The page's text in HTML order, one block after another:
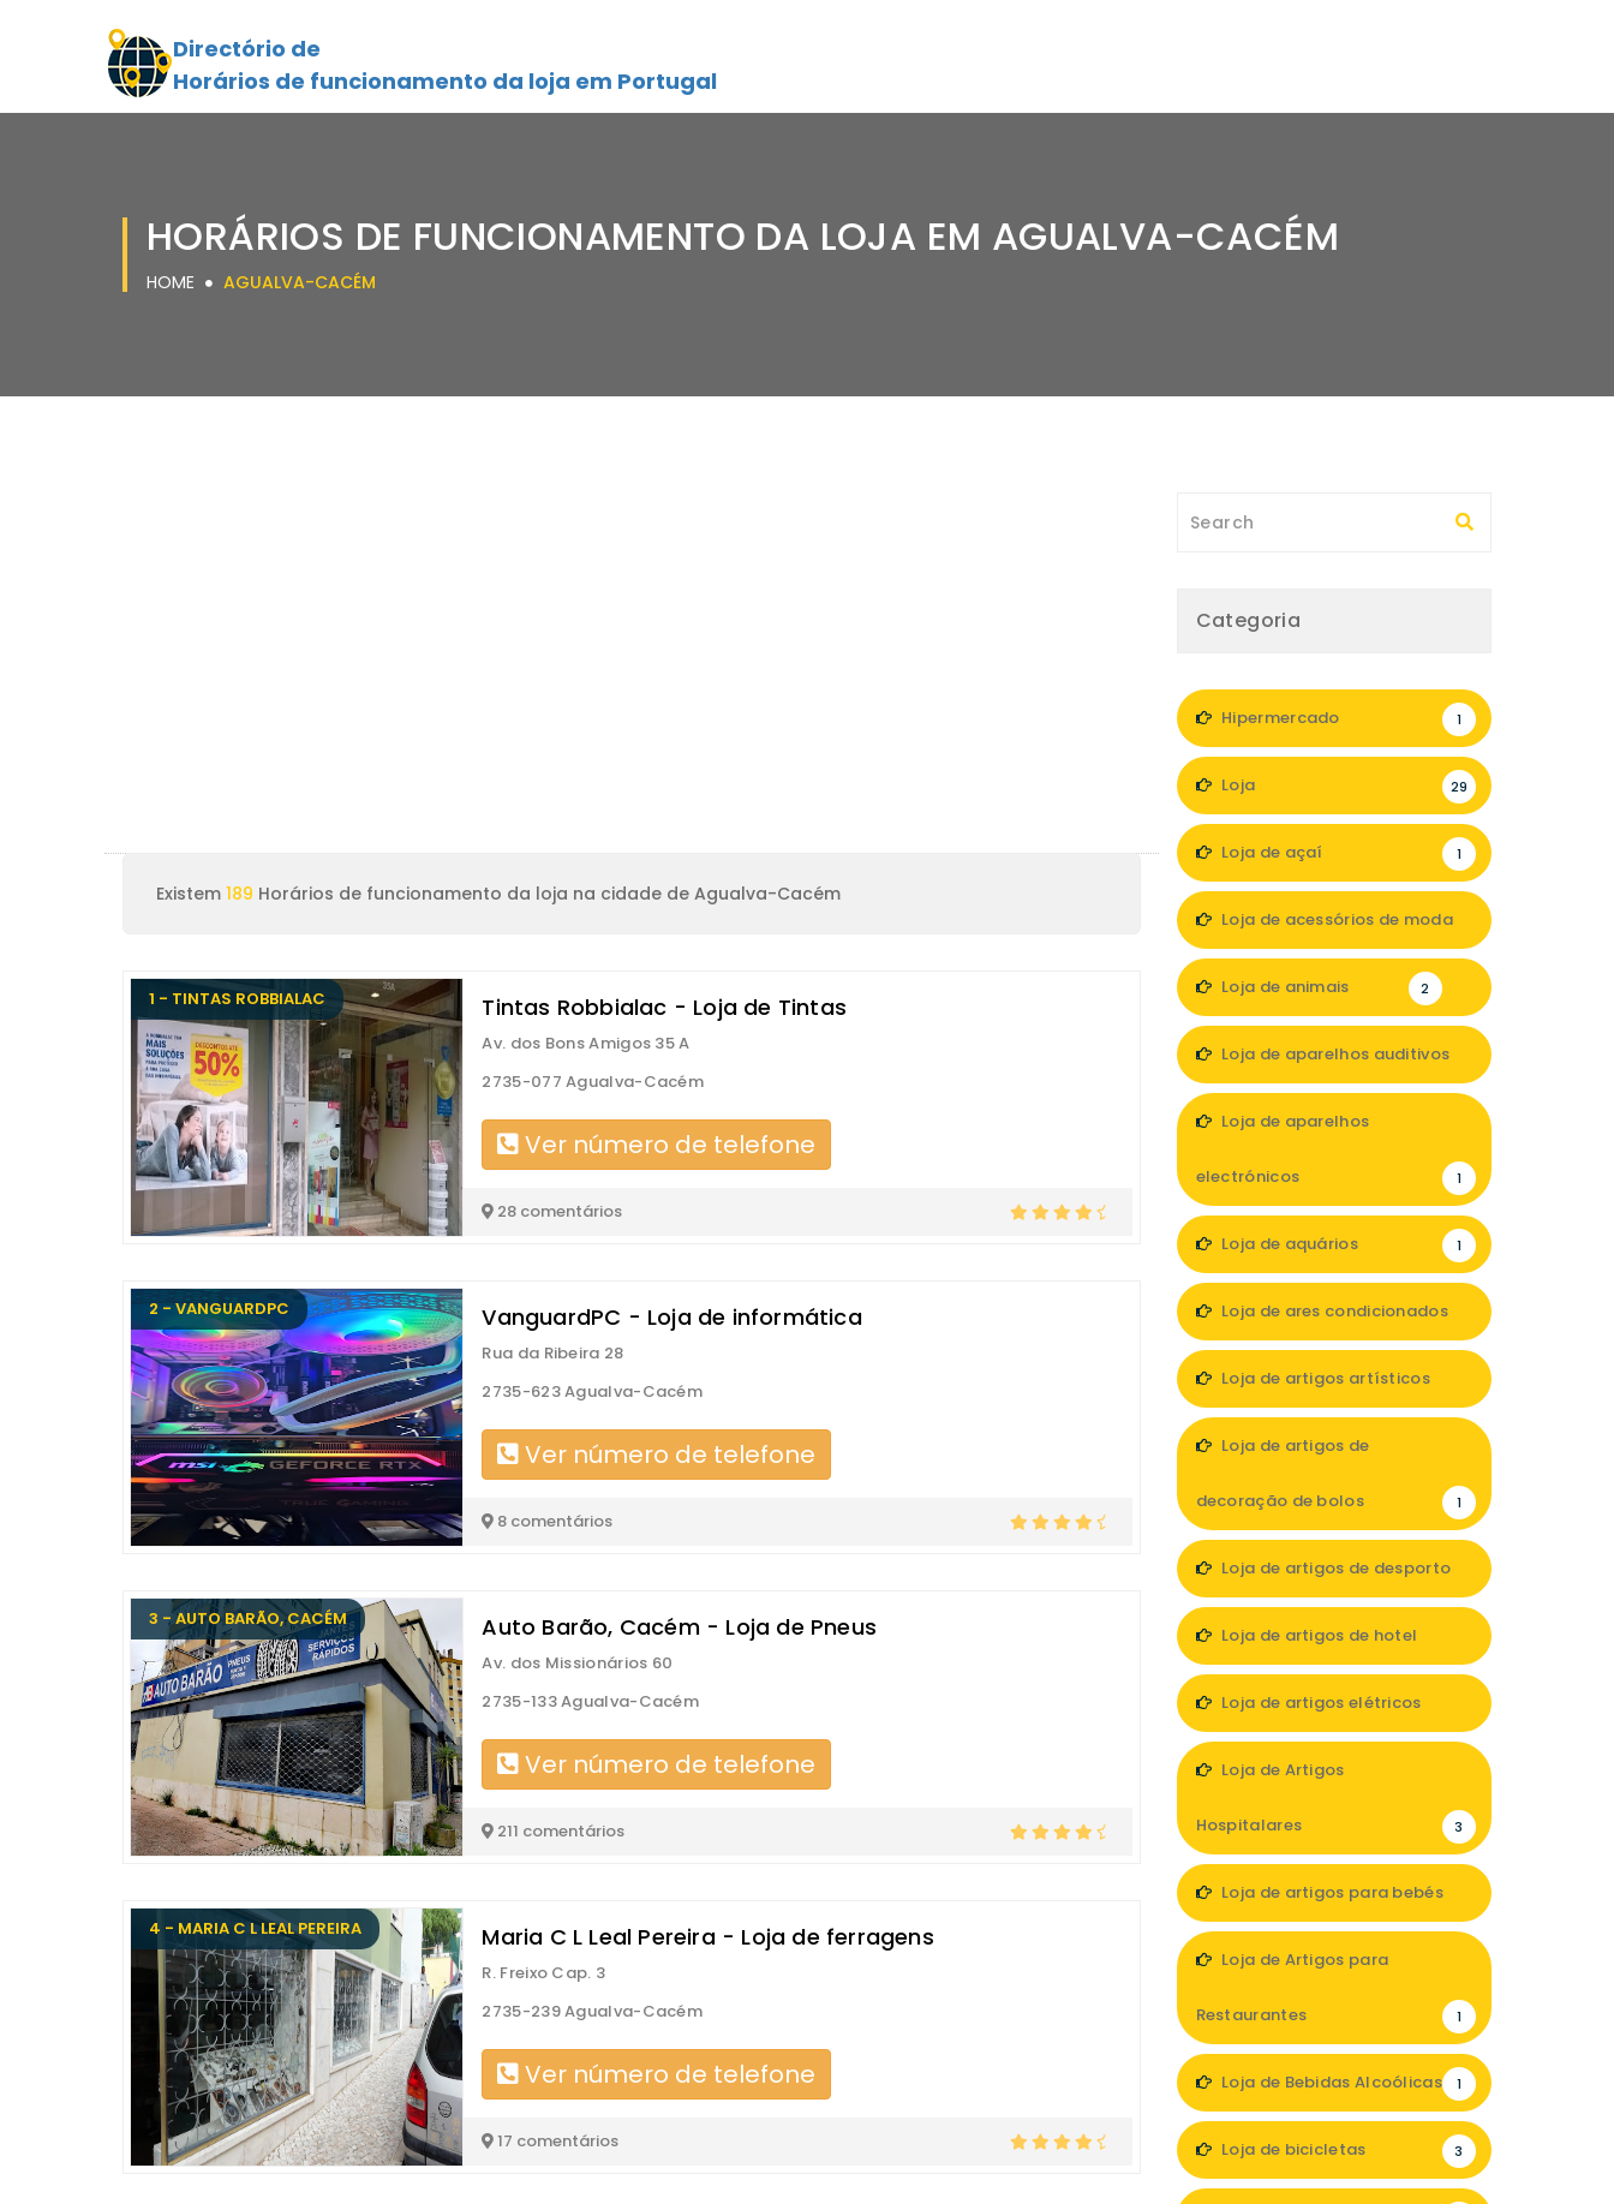
Directório de
Horários de funcionamento da loja em Portugal
HORÁRIOS DE FUNCIONAMENTO DA LOJA EM AGUALVA-CACÉM
HOME AGUALVA-CACÉM
Existem 189 Horários de funcionamento da loja na cidade de Agualva-Cacém
1 - TINTAS ROBBIALAC Tintas Robbialac - Loja de Tintas
Av. dos Bons Amigos 35 A
2735-077 Agualva-Cacém
Ver número de telefone
28 comentários
2 - VANGUARDPC VanguardPC - Loja de informática
Rua da Ribeira 28
2735-623 Agualva-Cacém
Ver número de telefone
8 comentários
3 - AUTO BARÃO, CACÉM Auto Barão, Cacém - Loja de Pneus
Av. dos Missionários 60
2735-133 Agualva-Cacém
Ver número de telefone
211 comentários
4 - MARIA C L LEAL PEREIRA Maria C L Leal Pereira - Loja de ferragens
R. Freixo Cap. 3
2735-239 Agualva-Cacém
Ver número de telefone
17 comentários
Categoria
Hipermercado 1
Loja 29
Loja de açaí 1
Loja de acessórios de moda
Loja de animais 2
Loja de aparelhos auditivos
Loja de aparelhos
electrónicos 1
Loja de aquários 1
Loja de ares condicionados
Loja de artigos artísticos
Loja de artigos de
decoração de bolos 1
Loja de artigos de desporto
Loja de artigos de hotel
Loja de artigos elétricos
Loja de Artigos
Hospitalares 3
Loja de artigos para bebés
Loja de Artigos para
Restaurantes 1
Loja de Bebidas Alcoólicas 1
Loja de bicicletas 3